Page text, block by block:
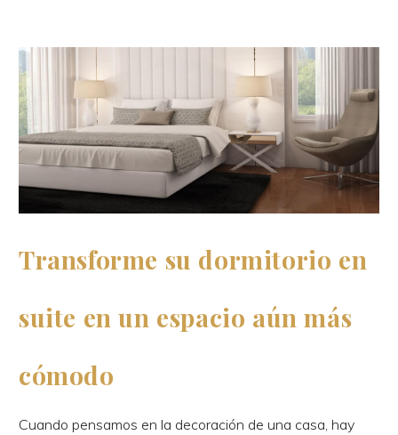
Transforme su dormitorio en
suite en un espacio aún más
cómodo
Cuando pensamos en la decoración de una casa, hay